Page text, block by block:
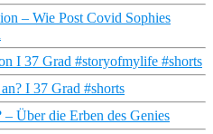
– Wie Post Covid Sophies
I 37 Grad #storyofmylife #shorts
I 37 Grad #shorts
Über die Erben des Genies